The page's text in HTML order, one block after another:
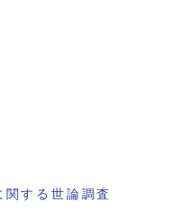
する世論調査